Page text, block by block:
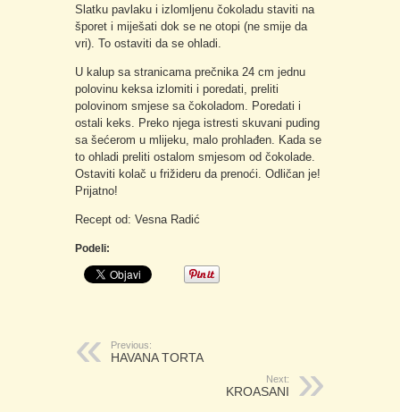
Slatku pavlaku i izlomljenu čokoladu staviti na
šporet i miješati dok se ne otopi (ne smije da
vri). To ostaviti da se ohladi.
U kalup sa stranicama prečnika 24 cm jednu
polovinu keksa izlomiti i poredati, preliti
polovinom smjese sa čokoladom. Poredati i
ostali keks. Preko njega istresti skuvani puding
sa šećerom u mlijeku, malo prohlađen. Kada se
to ohladi preliti ostalom smjesom od čokolade.
Ostaviti kolač u frižideru da prenoći. Odličan je!
Prijatno!
Recept od: Vesna Radić
Podeli:
Previous:
HAVANA TORTA
Next:
KROASANI